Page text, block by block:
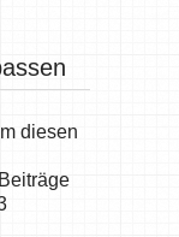
diesen